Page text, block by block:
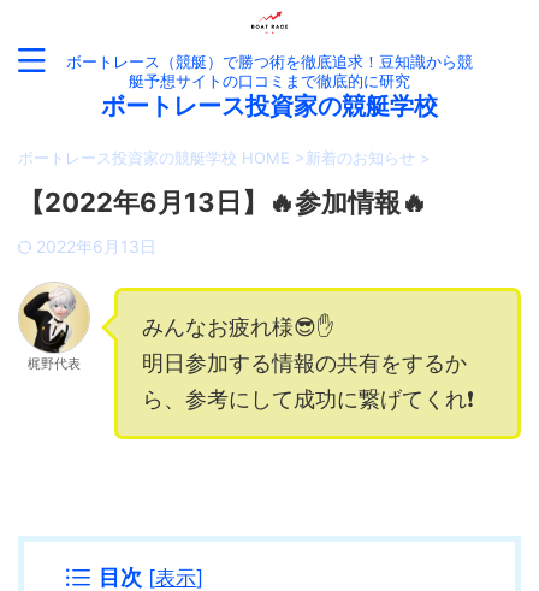
ボートレース（競艇）で勝つ術を徹底追求！豆知識から競
艇予想サイトの口コミまで徹底的に研究
ボートレース投資家の競艇学校
ボートレース投資家の競艇学校 HOME >新着のお知らせ >
【2022年6月13日】🔥参加情報🔥
2022年6月13日
梶野代表
みんなお疲れ様😎✋
明日参加する情報の共有をするか
ら、参考にして成功に繋げてくれ❗️
目次 [表示]